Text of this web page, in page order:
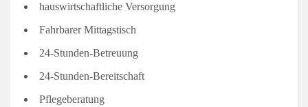
hauswirtschaftliche Versorgung
Fahrbarer Mittagstisch
24-Stunden-Betreuung
24-Stunden-Bereitschaft
Pflegeberatung